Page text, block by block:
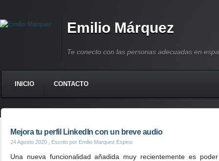
Emilio Márquez
Te conecto con las personas adecuadas en
INICIO CONTACTO
Mejora tu perfil LinkedIn con un breve audio
24 Agosto 2020 , Escrito por Emilio Marquez Espino
Una nueva funcionalidad añadida muy recientemente es